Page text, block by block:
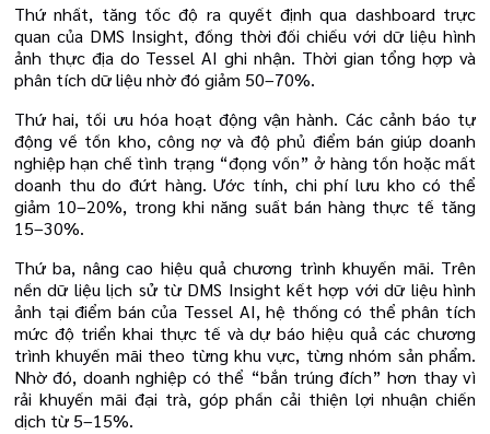
Thứ nhất, tăng tốc độ ra quyết định qua dashboard trực
quan của DMS Insight, đồng thời đối chiếu với dữ liệu hình
ảnh thực địa do Tessel AI ghi nhận. Thời gian tổng hợp và
phân tích dữ liệu nhờ đó giảm 50–70%.
Thứ hai, tối ưu hóa hoạt động vận hành. Các cảnh báo tự
động về tồn kho, công nợ và độ phủ điểm bán giúp doanh
nghiệp hạn chế tình trạng “đọng vốn” ở hàng tồn hoặc mất
doanh thu do đứt hàng. Ước tính, chi phí lưu kho có thể
giảm 10–20%, trong khi năng suất bán hàng thực tế tăng
15–30%.
Thứ ba, nâng cao hiệu quả chương trình khuyến mãi. Trên
nền dữ liệu lịch sử từ DMS Insight kết hợp với dữ liệu hình
ảnh tại điểm bán của Tessel AI, hệ thống có thể phân tích
mức độ triển khai thực tế và dự báo hiệu quả các chương
trình khuyến mãi theo từng khu vực, từng nhóm sản phẩm.
Nhờ đó, doanh nghiệp có thể “bắn trúng đích” hơn thay vì
rải khuyến mãi đại trà, góp phần cải thiện lợi nhuận chiến
dịch từ 5–15%.